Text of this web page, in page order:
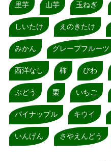
里芋 山芋 玉ねぎ
しいたけ えのきたけ
みかん グレープフルーツ
西洋なし 柿 びわ
ぶどう 栗 いちご
パイナップル キウイ
いんげん さやえんどう